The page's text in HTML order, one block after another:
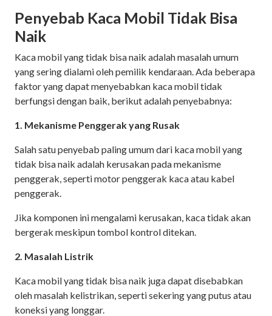
Penyebab Kaca Mobil Tidak Bisa
Naik
Kaca mobil yang tidak bisa naik adalah masalah umum
yang sering dialami oleh pemilik kendaraan. Ada beberapa
faktor yang dapat menyebabkan kaca mobil tidak
berfungsi dengan baik, berikut adalah penyebabnya:
1. Mekanisme Penggerak yang Rusak
Salah satu penyebab paling umum dari kaca mobil yang
tidak bisa naik adalah kerusakan pada mekanisme
penggerak, seperti motor penggerak kaca atau kabel
penggerak.
Jika komponen ini mengalami kerusakan, kaca tidak akan
bergerak meskipun tombol kontrol ditekan.
2. Masalah Listrik
Kaca mobil yang tidak bisa naik juga dapat disebabkan
oleh masalah kelistrikan, seperti sekering yang putus atau
koneksi yang longgar.